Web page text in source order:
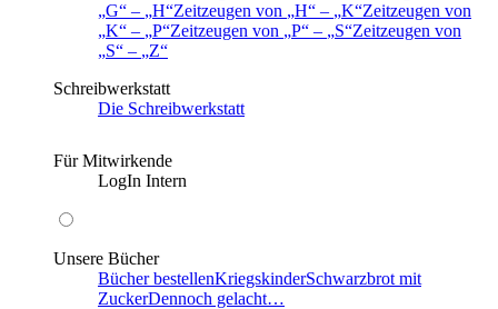
G
– H Zeitzeugen von H – K Zeitzeugen von
K
– P Zeitzeugen von P – S Zeitzeugen von
S
–
Z
Schreibwerkstatt
Die Schreibwerkstatt
Für Mitwirkende
LogIn Intern
Unsere Bücher
Bücher bestellenKriegskinderSchwarzbrot mit
ZuckerDennoch gelacht…